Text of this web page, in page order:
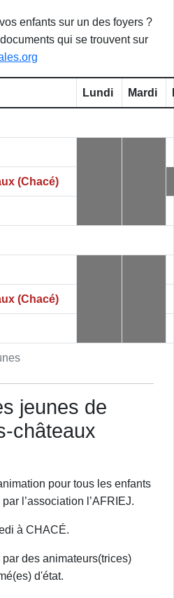
enfants sur un des foyers ?
qui se trouvent sur
Lundi Mardi
(Chacé)
(Chacé)
jeunes de
châteaux
pour tous les enfants
l’association l’AFRIEJ.
à CHACÉ.
des animateurs(trices)
d'état.